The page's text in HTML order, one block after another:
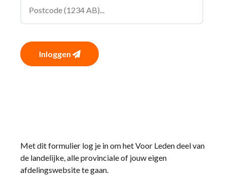
Inloggen
Met dit formulier log je in om het Voor Leden deel van
de landelijke, alle provinciale of jouw eigen
afdelingswebsite te gaan.